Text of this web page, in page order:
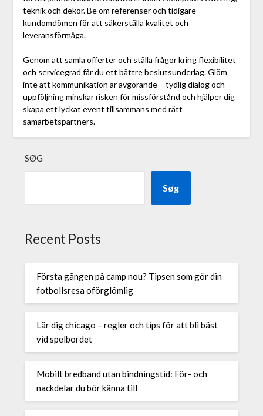
teknik och dekor. Be om referenser och tidigare
kundomdömen för att säkerställa kvalitet och
leveransförmåga.
Genom att samla offerter och ställa frågor kring flexibilitet
och servicegrad får du ett bättre beslutsunderlag. Glöm
inte att kommunikation är avgörande – tydlig dialog och
uppföljning minskar risken för missförstånd och hjälper dig
skapa ett lyckat event tillsammans med rätt
samarbetspartners.
SØG
Søg
Recent Posts
Första gången på camp nou? Tipsen som gör din
fotbollsresa oförglömlig
Lär dig chicago – regler och tips för att bli bäst
vid spelbordet
Mobilt bredband utan bindningstid: För- och
nackdelar du bör känna till